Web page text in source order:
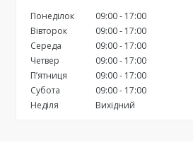
Понеділок 09:00
17:00
Вівторок
09:00
17:00
Середа
09:00
17:00
Четвер
09:00
17:00
Пʼятниця
09:00
17:00
Субота
09:00
17:00
Неділя
Вихідний